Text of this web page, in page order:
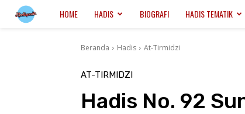
Hadispedia.ID
HOME HADIS BIOGRAFI HADIS TEMATIK
Beranda Hadis At-Tirmidzi
AT-TIRMIDZI
Hadis No. 92